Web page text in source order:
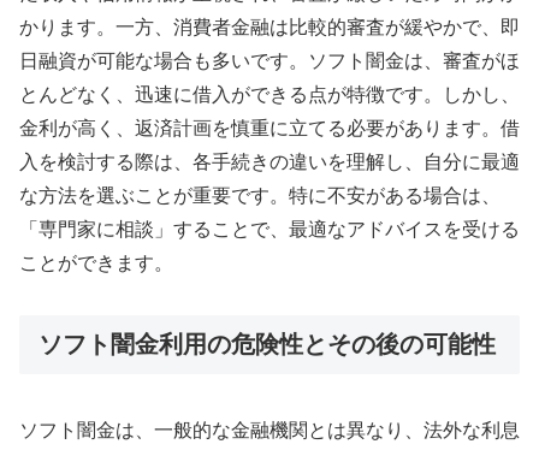
かります。一方、消費者金融は比較的審査が緩やかで、即
日融資が可能な場合も多いです。ソフト闇金は、審査がほ
とんどなく、迅速に借入ができる点が特徴です。しかし、
金利が高く、返済計画を慎重に立てる必要があります。借
入を検討する際は、各手続きの違いを理解し、自分に最適
な方法を選ぶことが重要です。特に不安がある場合は、
「専門家に相談」することで、最適なアドバイスを受ける
ことができます。
ソフト闇金利用の危険性とその後の可能性
ソフト闇金は、一般的な金融機関とは異なり、法外な利息